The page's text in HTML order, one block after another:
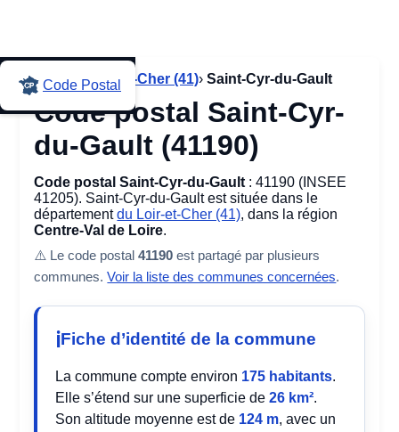
Code Postal
Accueil › Loir-et-Cher (41)› Saint-Cyr-du-Gault
Code postal Saint-Cyr-
du-Gault (41190)
Code postal Saint-Cyr-du-Gault : 41190 (INSEE
41205). Saint-Cyr-du-Gault est située dans le
départementdu Loir-et-Cher (41), dans la région
Centre-Val de Loire.
⚠️ Le code postal41190 est partagé par plusieurs
communes.Voir la liste des communes concernées.
Fiche d’identité de la commune
La commune compte environ 175 habitants.
Elle s’étend sur une superficie de26 km².
Son altitude moyenne est de 124 m, avec un